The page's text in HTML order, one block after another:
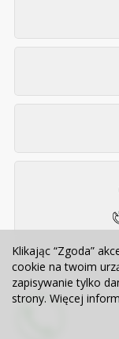
Klikając “Zgoda”
cookie na twoim
zapisywanie tylko
strony. Więcej